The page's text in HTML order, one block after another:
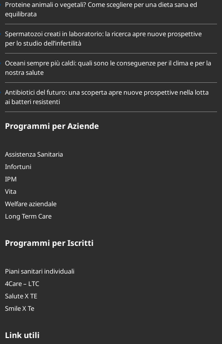
Proteine animali o vegetali? Come scegliere per una dieta sana ed
equilibrata
Spermatozoi creati in laboratorio: la ricerca apre nuove prospettive
per lo studio dell’infertilità
Oceani sempre più caldi: quali sono le conseguenze per il clima e per la
nostra salute
Antibiotici del futuro: una scoperta apre nuove prospettive nella lotta
ai batteri resistenti
Assistenza Sanitaria
Infortuni
IPM
Vita
Welfare aziendale
Piani sanitari individuali
4Care – LTC
Salute X TE